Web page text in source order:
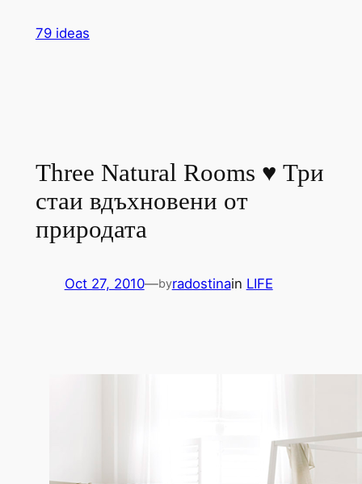
79 ideas
Three Natural Rooms ♥ Три
стаи вдъхновени от
природата
Oct 27, 2010—byradostinain LIFE